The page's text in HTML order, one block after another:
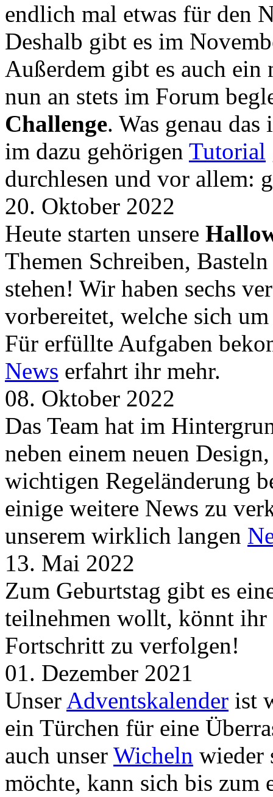
endlich mal etwas für den
Deshalb gibt es im
Außerdem gibt es auch ein
nun an stets im Forum
Challenge. Was genau
im dazu gehörigen Tutorial
durchlesen und vor allem:
20. Oktober 2022
Heute starten unsere
Themen Schreiben,
stehen! Wir haben sechs
vorbereitet, welche sich
Für erfüllte Aufgaben
News erfahrt ihr mehr.
08. Oktober 2022
Das Team hat im
neben einem neuen
wichtigen Regeländerung
einige weitere News zu
unserem wirklich langen
13. Mai 2022
Zum Geburtstag gibt es
teilnehmen wollt, könnt
Fortschritt zu verfolgen!
01. Dezember 2021
Unser Adventskalender ist
ein Türchen für eine
auch unser Wicheln wieder
möchte, kann sich bis